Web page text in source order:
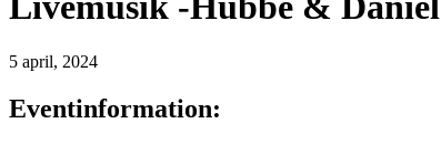
5 april, 2024
Eventinformation: